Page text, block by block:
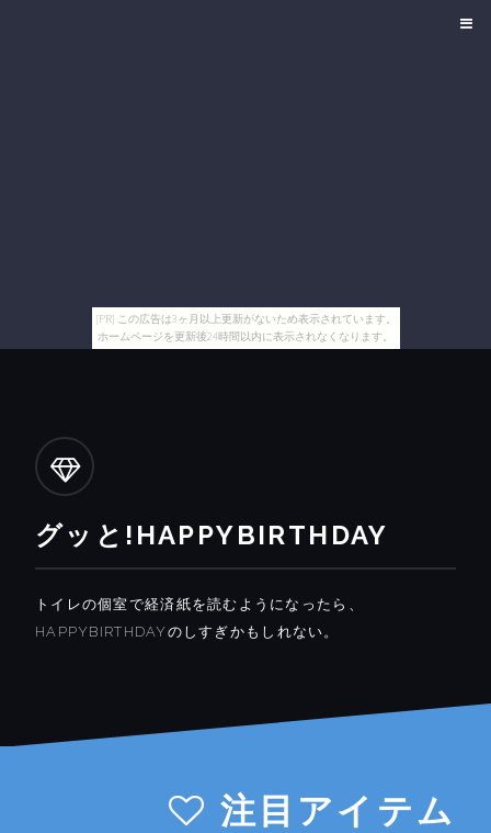
[PR] この広告は3ヶ月以上更新がないため表示されています。
ホームページを更新後24時間以内に表示されなくなります。
グッと!HAPPYBIRTHDAY
トイレの個室で経済紙を読むようになったら、
HAPPYBIRTHDAYのしすぎかもしれない。
注目アイテム